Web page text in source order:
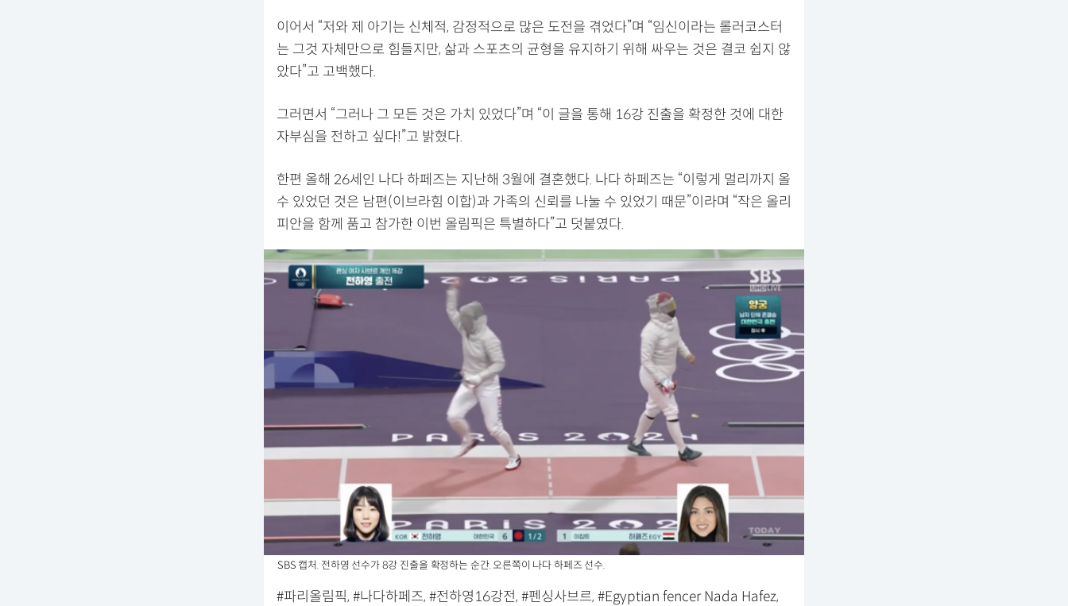
이어서 “저와 제 아기는 신체적, 감정적으로 많은 도전을 겪었다”며 “임신이라는 롤러코스터
는 그것 자체만으로 힘들지만, 삶과 스포츠의 균형을 유지하기 위해 싸우는 것은 결코 쉽지 않
았다”고 고백했다.
그러면서 “그러나 그 모든 것은 가치 있었다”며 “이 글을 통해 16강 진출을 확정한 것에 대한
자부심을 전하고 싶다!”고 밝혔다.
한편 올해 26세인 나다 하페즈는 지난해 3월에 결혼했다. 나다 하페즈는 “이렇게 멀리까지 올
수 있었던 것은 남편(이브라힘 이합)과 가족의 신뢰를 나눌 수 있었기 때문”이라며 “작은 올리
피안을 함께 품고 참가한 이번 올림픽은 특별하다”고 덧붙였다.
SBS 캡처. 전하영 선수가 8강 진출을 확정하는 순간. 오른쪽이 나다 하페즈 선수.
#파리올림픽, #나다하페즈, #전하영16강전, #펜싱사브르, #Egyptian fencer Nada Hafez,